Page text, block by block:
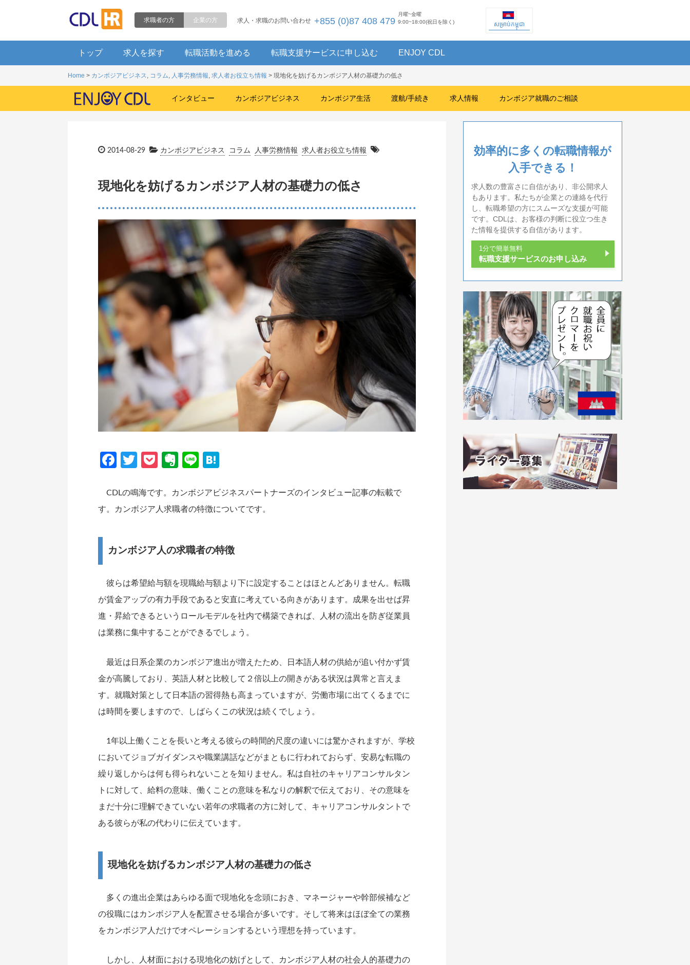
求人・求職のお問い合わせ +855 (0)87 408 479
月曜~金曜
9:00~18:00(祝日を除く)
សម្រាប់កម្ពុជា
求職者の方 企業の方
トップ 求人を探す 転職活動を進める 転職支援サービスに申し込む ENJOY CDL
Home > カンボジアビジネス, コラム, 人事労務情報, 求人者お役立ち情報 > 現地化を妨げるカンボジア人材の基礎力の低さ
インタビュー カンボジアビジネス カンボジア生活 渡航/手続き 求人情報 カンボジア就職のご相談
2014-08-29 カンボジアビジネス コラム 人事労務情報 求人者お役立ち情報
現地化を妨げるカンボジア人材の基礎力の低さ
Facebook
Twitter
PocketEvernote
Line
CDLの鳴海です。カンボジアビジネスパートナーズのインタビュー記事の転載で
す。カンボジア人求職者の特徴についてです。
カンボジア人の求職者の特徴
彼らは希望給与額を現職給与額より下に設定することはほとんどありません。転職
が賃金アップの有力手段であると安直に考えている向きがあります。成果を出せば昇
進・昇給できるというロールモデルを社内で構築できれば、人材の流出を防ぎ従業員
は業務に集中することができるでしょう。
最近は日系企業のカンボジア進出が増えたため、日本語人材の供給が追い付かず賃
金が高騰しており、英語人材と比較して２倍以上の開きがある状況は異常と言えま
す。就職対策として日本語の習得熱も高まっていますが、労働市場に出てくるまでに
は時間を要しますので、しばらくこの状況は続くでしょう。
1年以上働くことを長いと考える彼らの時間的尺度の違いには驚かされますが、学校
においてジョブガイダンスや職業講話などがまともに行われておらず、安易な転職の
繰り返しからは何も得られないことを知りません。私は自社のキャリアコンサルタン
トに対して、給料の意味、働くことの意味を私なりの解釈で伝えており、その意味を
まだ十分に理解できていない若年の求職者の方に対して、キャリアコンサルタントで
ある彼らが私の代わりに伝えています。
現地化を妨げるカンボジア人材の基礎力の低さ
多くの進出企業はあらゆる面で現地化を念頭におき、マネージャーや幹部候補など
の役職にはカンボジア人を配置させる場合が多いです。そして将来はほぼ全ての業務
をカンボジア人だけでオペレーションするという理想を持っています。
しかし、人材面における現地化の妨げとして、カンボジア人材の社会人的基礎力の
効率的に多くの転職情報が
入手できる！
求人数の豊富さに自信があり、非公開求人
もあります。私たちが企業との連絡を代行
し、転職希望の方にスムーズな支援が可能
です。CDLは、お客様の判断に役立つ生き
た情報を提供する自信があります。
1分で簡単無料
転職支援サービスのお申し込み